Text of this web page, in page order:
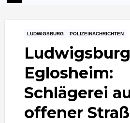
LUDWIGSBURG POLIZEINACHRICHTEN
Eglosheim:
Schlägerei
offener